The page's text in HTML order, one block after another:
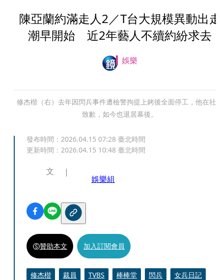
陳亞蘭約滿走人2／T台大規模異動出
潮早開始 近2年藝人不續約紛求去
娛樂
修杰楷（右）去年因閃兵事件遭檢警拘提上銬後全面停工，他在社
致歉，如今也退居幕後。
發布時間： 2026.04.15 07:28 臺北時間
更新時間： 2026.04.15 10:48 臺北時間
文
娛樂組
贊助本文 加入訂閱會員
修杰楷 裁員 TVBS 棒棒堂 閃兵
女兵日記